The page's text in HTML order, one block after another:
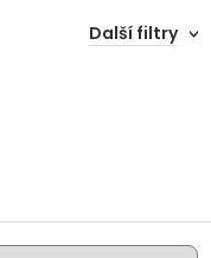
Další filtry